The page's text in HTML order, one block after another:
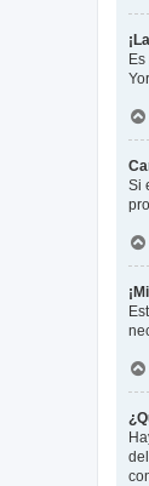
Si